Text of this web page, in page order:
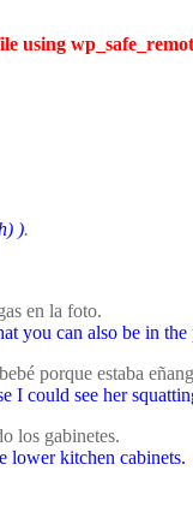
using
).
en la foto.
you can also be in the
porque estaba
I could see her
los gabinetes.
lower kitchen cabinets.